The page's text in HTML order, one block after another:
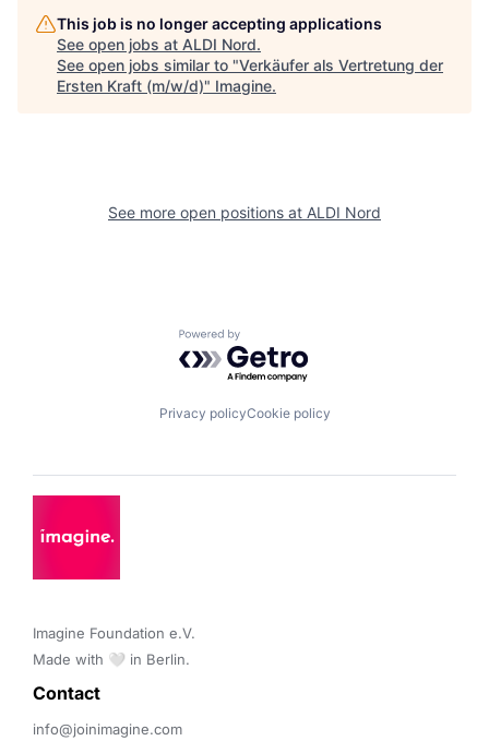
This job is no longer accepting applications
See open jobs at ALDI Nord.
See open jobs similar to "Verkäufer als Vertretung der
Ersten Kraft (m/w/d)" Imagine.
See more open positions at ALDI Nord
Powered by Getro.com
Privacy policyCookie policy
Imagine Foundation e.V.
Made with 🤍 in Berlin.
Contact
info@joinimagine.com